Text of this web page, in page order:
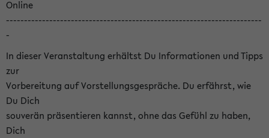
Online
-----------------------------------------------------------------------
-
In dieser Veranstaltung erhältst Du Informationen und Tipps
zur
Vorbereitung auf Vorstellungsgespräche. Du erfährst, wie
Du Dich
souverän präsentieren kannst, ohne das Gefühl zu haben,
Dich